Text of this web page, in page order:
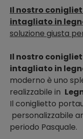
Il nostro
intagliato in
soluzione giusta
Il nostro
intagliato in
moderno è uno
realizzabile in
Il coniglietto
personalizzabile
periodo Pasquale.